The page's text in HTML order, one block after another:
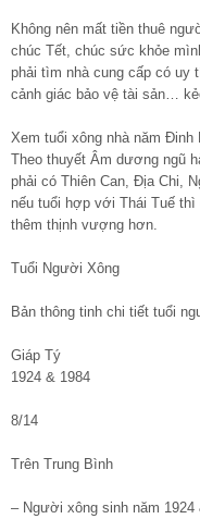
Không nên mất tiền thuê
chúc Tết, chúc sức khỏe
phải tìm nhà cung cấp có uy
cảnh giác bảo vệ tài sản…
Xem tuổi xông nhà năm
Theo thuyết Âm dương ngũ
phải có Thiên Can, Địa Chi,
nếu tuổi hợp với Thái Tuế
thêm thịnh vượng hơn.
Tuổi Người Xông
Bản thông tinh chi tiết tuổi
Giáp Tý
1924 & 1984
8/14
Trên Trung Bình
– Người xông sinh năm 1924